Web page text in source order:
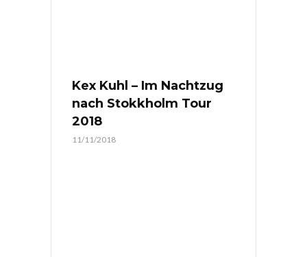
Kex Kuhl – Im Nachtzug
nach Stokkholm Tour
2018
11/11/2018